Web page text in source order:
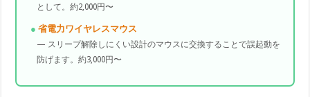
として。約2,000円〜
省電力ワイヤレスマウス
— スリープ解除しにくい設計のマウスに交換することで誤起動を
防げます。約3,000円〜